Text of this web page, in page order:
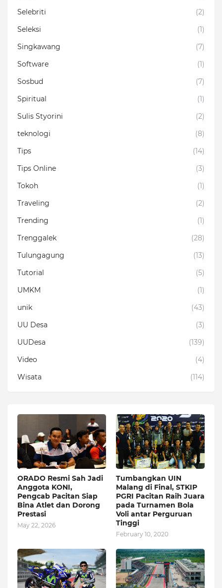
Selebriti
(2)
Seleksi
(1)
Singkawang
(7)
Software
(1)
Sosbud
(7)
Spiritual
(1)
Sulis Styorini
(2)
teknologi
(8)
Tips
(14)
Tips Online
(3)
Tokoh
(1)
Traveling
(2)
Trending
(1)
Trenggalek
(28)
Tulungagung
(13)
Tutorial
(5)
UMKM
(1)
unik
(43)
UU Desa
(3)
UUDesa
(139)
Video
(4)
Wisata
(114)
ORADO Resmi Sah Jadi
Anggota KONI,
Pengcab Pacitan Siap
Bina Atlet dan Dorong
Prestasi
May 22, 2026
Tumbangkan UIN
Malang di Final, STKIP
PGRI Pacitan Raih Juara
pada Turnamen Bola
Voli antar Perguruan
Tinggi
February 10, 2020